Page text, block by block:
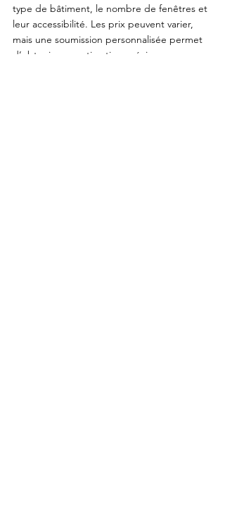
type de bâtiment, le nombre de fenêtres et
leur accessibilité. Les prix peuvent varier,
mais une soumission personnalisée permet
d’obtenir une estimation précise.